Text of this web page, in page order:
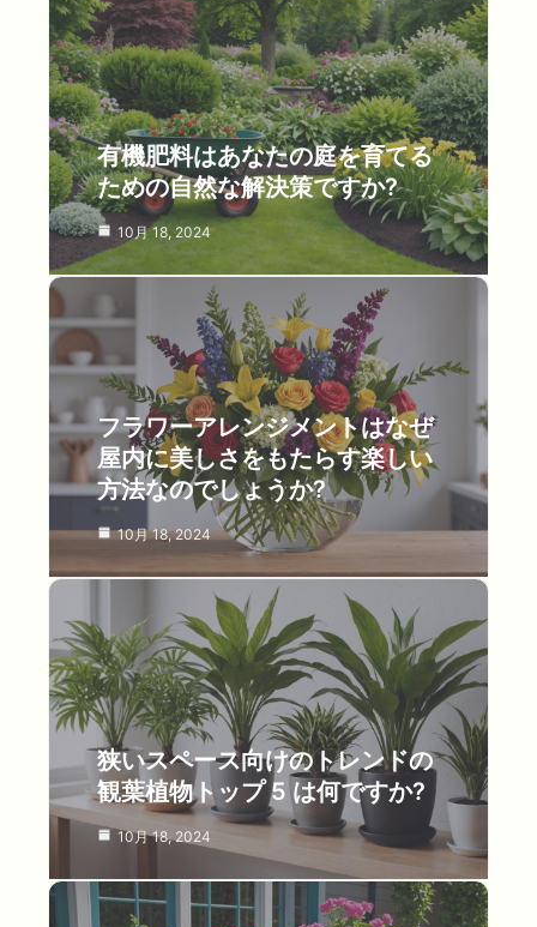
有機肥料はあなたの庭を育てる
ための自然な解決策ですか?
10月 18, 2024
フラワーアレンジメントはなぜ
屋内に美しさをもたらす楽しい
方法なのでしょうか?
10月 18, 2024
狭いスペース向けのトレンドの
観葉植物トップ 5 は何ですか?
10月 18, 2024